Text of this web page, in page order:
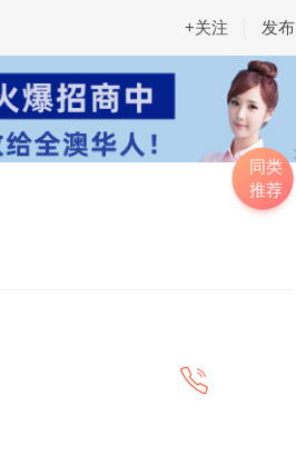
发布
+关注
同类
推荐